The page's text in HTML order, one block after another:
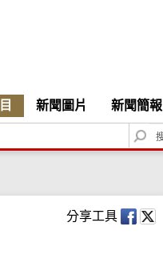
新聞圖片 新聞簡報
S
e
c
h
分享工具